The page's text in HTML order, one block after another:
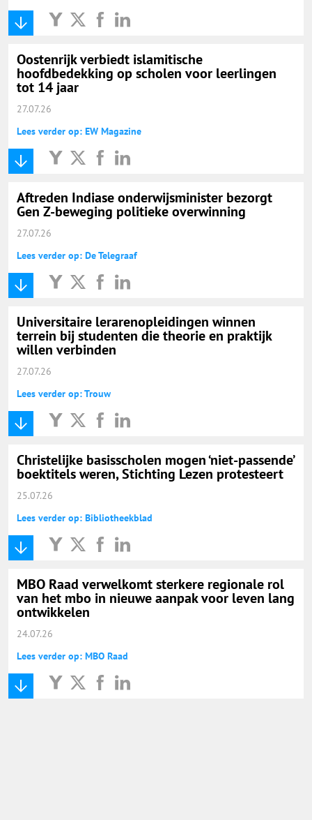
Oostenrijk verbiedt islamitische
hoofdbedekking op scholen voor leerlingen
tot 14 jaar
27.07.26
Lees verder op: EW Magazine
Aftreden Indiase onderwijsminister bezorgt
Gen Z-beweging politieke overwinning
27.07.26
Lees verder op: De Telegraaf
Universitaire lerarenopleidingen winnen
terrein bij studenten die theorie en praktijk
willen verbinden
27.07.26
Lees verder op: Trouw
Christelijke basisscholen mogen ‘niet-passende’
boektitels weren, Stichting Lezen protesteert
25.07.26
Lees verder op: Bibliotheekblad
MBO Raad verwelkomt sterkere regionale rol
van het mbo in nieuwe aanpak voor leven lang
ontwikkelen
24.07.26
Lees verder op: MBO Raad